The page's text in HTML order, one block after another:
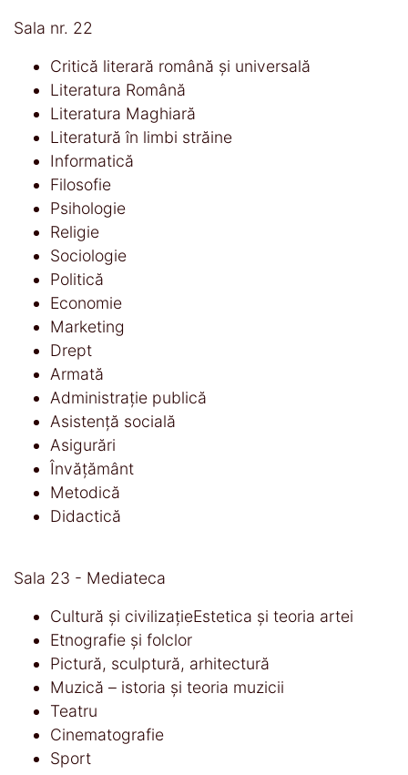
Sala nr. 22
Critică literară română și universală
Literatura Română
Literatura Maghiară
Literatură în limbi străine
Informatică
Filosofie
Psihologie
Religie
Sociologie
Politică
Economie
Marketing
Drept
Armată
Administrație publică
Asistență socială
Asigurări
Învățământ
Metodică
Didactică
Sala 23 - Mediateca
Cultură și civilizațieEstetica și teoria artei
Etnografie și folclor
Pictură, sculptură, arhitectură
Muzică – istoria și teoria muzicii
Teatru
Cinematografie
Sport